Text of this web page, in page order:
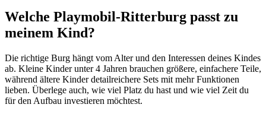
Welche Playmobil-Ritterburg passt zu
meinem Kind?
Die richtige Burg hängt vom Alter und den Interessen deines Kindes
ab. Kleine Kinder unter 4 Jahren brauchen größere, einfachere Teile,
während ältere Kinder detailreichere Sets mit mehr Funktionen
lieben. Überlege auch, wie viel Platz du hast und wie viel Zeit du
für den Aufbau investieren möchtest.